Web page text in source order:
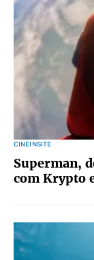
CINEINSITE
Superman,
com Krypto